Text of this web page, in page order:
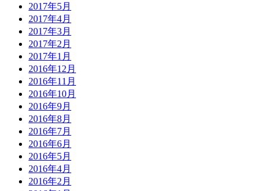
2017年5月
2017年4月
2017年3月
2017年2月
2017年1月
2016年12月
2016年11月
2016年10月
2016年9月
2016年8月
2016年7月
2016年6月
2016年5月
2016年4月
2016年2月